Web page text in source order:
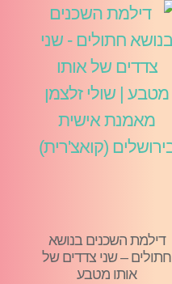
דילמת השכנים בנושא
חתולים – שני צדדים של
אותו מטבע